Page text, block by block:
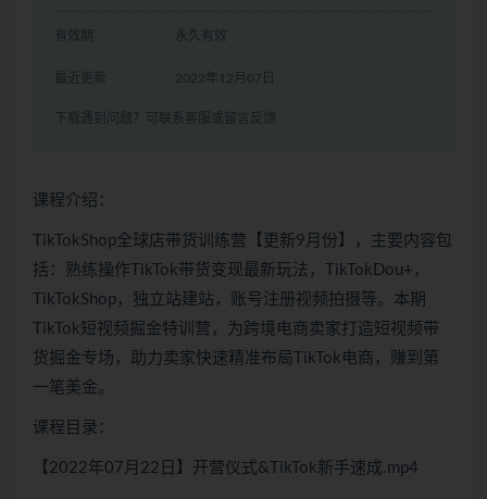
有效期 永久有效
最近更新 2022年12月07日
下载遇到问题？可联系客服或留言反馈
课程介绍：
TikTokShop全球店带货训练营【更新9月份】，主要内容包
括：熟练操作TikTok带货变现最新玩法，TikTokDou+，
TikTokShop，独立站建站，账号注册视频拍摄等。本期
TikTok短视频掘金特训营，为跨境电商卖家打造短视频带
货掘金专场，助力卖家快速精准布局TikTok电商，赚到第
一笔美金。
课程目录：
【2022年07月22日】开营仪式&TikTok新手速成.mp4